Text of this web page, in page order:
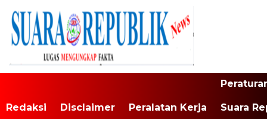
Redaksi Disclaimer Peralatan Kerja Suara